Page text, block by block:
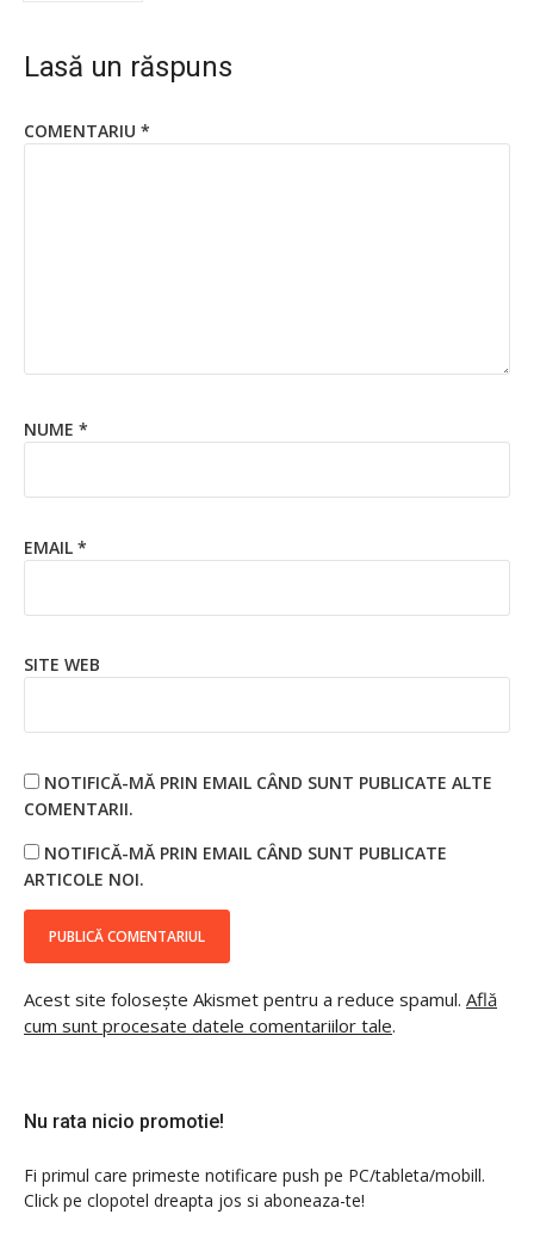
Lasă un răspuns
COMENTARIU *
NUME *
EMAIL *
SITE WEB
NOTIFICĂ-MĂ PRIN EMAIL CÂND SUNT PUBLICATE ALTE
COMENTARII.
NOTIFICĂ-MĂ PRIN EMAIL CÂND SUNT PUBLICATE
ARTICOLE NOI.
Acest site folosește Akismet pentru a reduce spamul. Află
cum sunt procesate datele comentariilor tale.
Nu rata nicio promotie!
Fi primul care primeste notificare push pe PC/tableta/mobill.
Click pe clopotel dreapta jos si aboneaza-te!